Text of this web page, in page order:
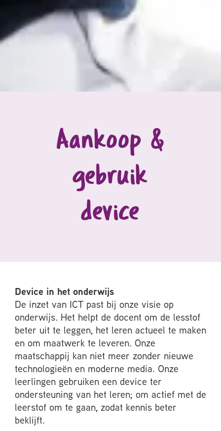
Aankoop &
gebruik
device
Device in het onderwijs
De inzet van ICT past bij onze visie op
onderwijs. Het helpt de docent om de lesstof
beter uit te leggen, het leren actueel te maken
en om maatwerk te leveren. Onze
maatschappij kan niet meer zonder nieuwe
technologieën en moderne media. Onze
leerlingen gebruiken een device ter
ondersteuning van het leren; om actief met de
leerstof om te gaan, zodat kennis beter
beklijft.